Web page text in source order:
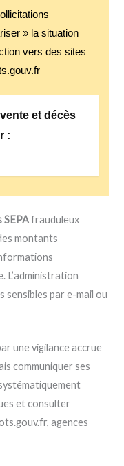
» la situation
vers des sites
et décès
:
SEPAfrauduleux
montants
L’administration
sensibles par e-mail ou
une vigilance accrue
communiquer ses
et consulter
agences